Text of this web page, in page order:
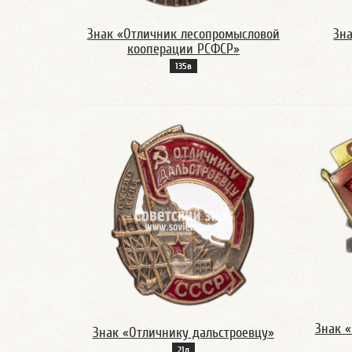
Знак «Отличник лесопромысловой
кооперации РСФСР»
135в
Знак «Отличнику дальстроевцу»
21д
Знак